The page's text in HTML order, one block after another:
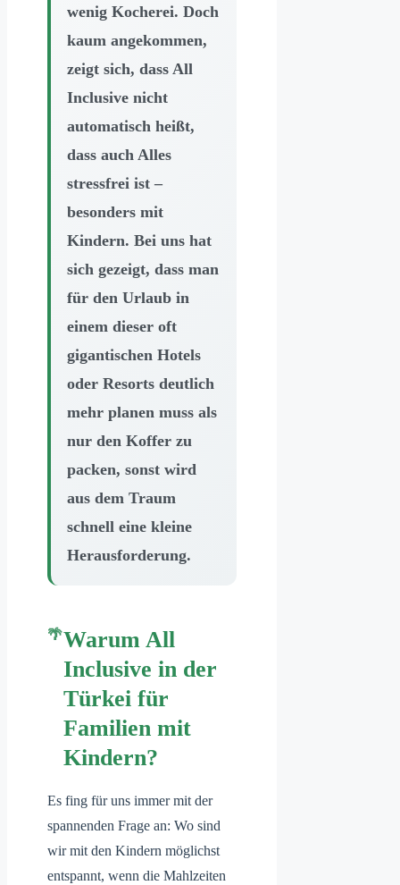
wenig Kocherei. Doch
kaum angekommen,
zeigt sich, dass All
Inclusive nicht
automatisch heißt,
dass auch Alles
stressfrei ist –
besonders mit
Kindern. Bei uns hat
sich gezeigt, dass man
für den Urlaub in
einem dieser oft
gigantischen Hotels
oder Resorts deutlich
mehr planen muss als
nur den Koffer zu
packen, sonst wird
aus dem Traum
schnell eine kleine
Herausforderung.
Warum All
Inclusive in der
Türkei für
Familien mit
Kindern?
Es fing für uns immer mit der
spannenden Frage an: Wo sind
wir mit den Kindern möglichst
entspannt, wenn die Mahlzeiten